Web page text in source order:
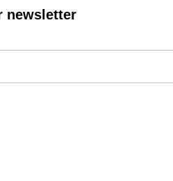
newsletter